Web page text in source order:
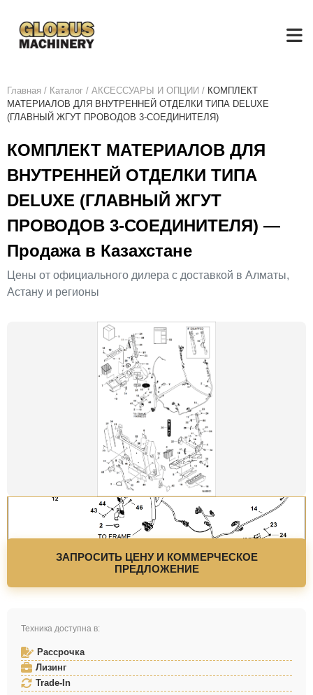
Главная / Каталог / АКСЕСCУАРЫ И ОПЦИИ / КОМПЛЕКТ
МАТЕРИАЛОВ ДЛЯ ВНУТРЕННЕЙ ОТДЕЛКИ ТИПА DELUXE
(ГЛАВНЫЙ ЖГУТ ПРОВОДОВ 3-СОЕДИНИТЕЛЯ)
КОМПЛЕКТ МАТЕРИАЛОВ ДЛЯ
ВНУТРЕННЕЙ ОТДЕЛКИ ТИПА
DELUXE (ГЛАВНЫЙ ЖГУТ
ПРОВОДОВ 3-СОЕДИНИТЕЛЯ) —
Продажа в Казахстане
Цены от официального дилера с доставкой в Алматы,
Астану и регионы
ЗАПРОСИТЬ ЦЕНУ И КОММЕРЧЕСКОЕ
ПРЕДЛОЖЕНИЕ
Техника доступна в:
Рассрочка
Лизинг
Trade-In